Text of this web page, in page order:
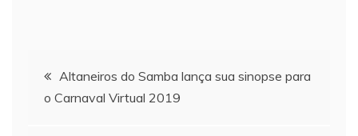
Navegação
de
Altaneiros do Samba lança sua sinopse para
o Carnaval Virtual 2019